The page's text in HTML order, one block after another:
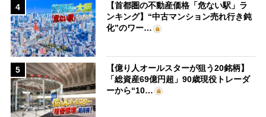
4
【首都圏の不動産価格「危ない駅」ラ
ンキング】“中古マンション売れ行き鈍
化”のワー…
5
【億り人オールスターが狙う20銘柄】
「総資産69億円超」90歳現役トレーダ
ーから“10…